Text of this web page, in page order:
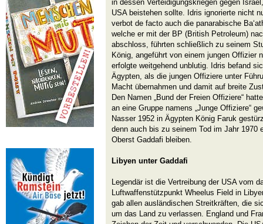
in dessen Verteidigungskriegen gegen
USA beistehen sollte. Idris ignorierte nicht
verbot de facto auch die panarabische
welche er mit der BP (British Petroleum)
abschloss, führten schließlich zu seinem
König, angeführt von einem jungen Offizier
erfolgte weitgehend unblutig. Idris befand
Ägypten, als die jungen Offiziere unter
Macht übernahmen und damit auf breite
Den Namen „Bund der Freien Offiziere“
an eine Gruppe namens „Junge Offiziere“
Nasser 1952 in Ägypten König Faruk
denn auch bis zu seinem Tod im Jahr 1970
Oberst Gaddafi bleiben.
Libyen unter Gaddafi
Legendär ist die Vertreibung der USA vom
Luftwaffenstützpunkt Wheelus Field in
gab allen ausländischen Streitkräften, die
um das Land zu verlassen. England und